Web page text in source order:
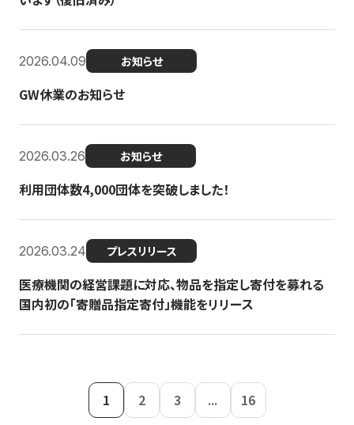
2026.04.09 お知らせ
GW休業のお知らせ
2026.03.26 お知らせ
利用団体数4,000団体を突破しました！
2026.03.24 プレスリリース
医療機関の経営課題に対応、物品を指定し寄付を募れる
国内初の「寄贈品指定寄付」機能をリリース
1 2 3 ... 16